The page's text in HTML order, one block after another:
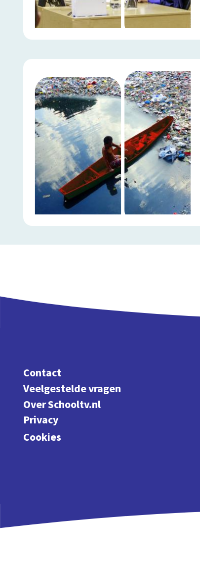
Contact
Veelgestelde vragen
Over Schooltv.nl
Privacy
Cookies